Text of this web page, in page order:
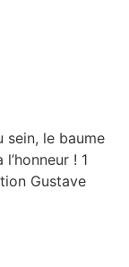
sein, le baume
! 1
Gustave